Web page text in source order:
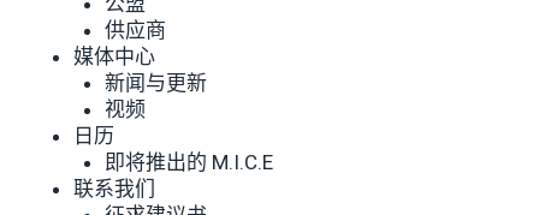
供应商
媒体中心
新闻与更新
视频
日历
即将推出的 M.I.C.E
联系我们